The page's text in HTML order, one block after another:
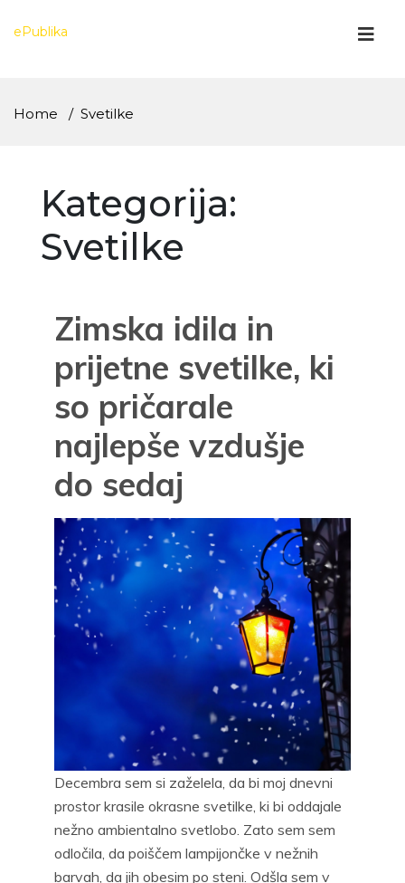
ePublika
Home Svetilke
Kategorija:
Svetilke
Zimska idila in
prijetne svetilke, ki
so pričarale
najlepše vzdušje
do sedaj
Decembra sem si zaželela, da bi moj dnevni
prostor krasile okrasne svetilke, ki bi oddajale
nežno ambientalno svetlobo. Zato sem sem
odločila, da poiščem lampijončke v nežnih
barvah, da jih obesim po steni. Odšla sem v